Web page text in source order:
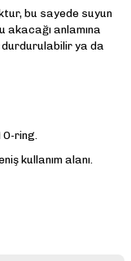
bu sayede suyun
akacağı anlamına
durdurulabilir ya da
ring.
kullanım alanı.